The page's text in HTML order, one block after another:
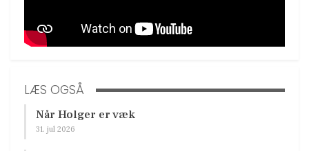
LÆS OGSÅ
Når Holger er væk
31. jul 2026